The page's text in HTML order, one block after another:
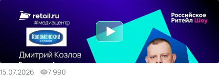
15.07.2026 7 990